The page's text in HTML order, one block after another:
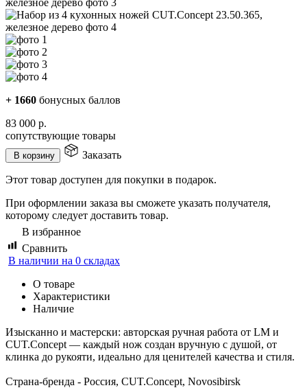
+ 1660 бонусных баллов
83 000 р.
сопутствующие товары
В корзину Заказать
Этот товар доступен для покупки в подарок.
При оформлении заказа вы сможете указать получателя,
которому следует доставить товар.
В избранное
Сравнить
В наличии на 0 складах
О товаре
Характеристики
Наличие
Изысканно и мастерски: авторская ручная работа от LM и
CUT.Concept — каждый нож создан вручную с душой, от
клинка до рукояти, идеально для ценителей качества и стиля.
Страна-бренда - Россия, CUT.Concept, Novosibirsk